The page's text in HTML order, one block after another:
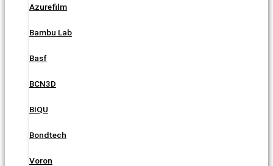
Azurefilm
Bambu Lab
Basf
BCN3D
BIQU
Bondtech
Voron